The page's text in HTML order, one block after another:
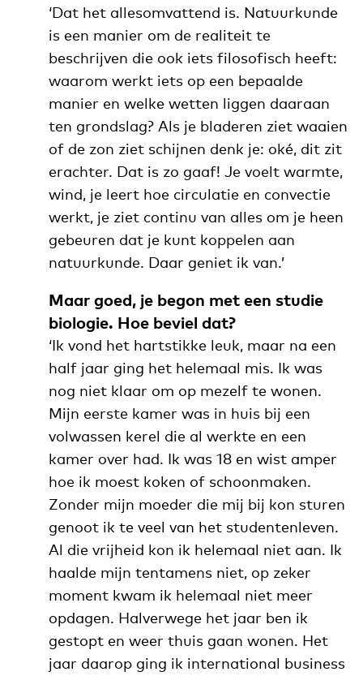
‘Dat het allesomvattend is. Natuurkunde
is een manier om de realiteit te
beschrijven die ook iets filosofisch heeft:
waarom werkt iets op een bepaalde
manier en welke wetten liggen daaraan
ten grondslag? Als je bladeren ziet waaien
of de zon ziet schijnen denk je: oké, dit zit
erachter. Dat is zo gaaf! Je voelt warmte,
wind, je leert hoe circulatie en convectie
werkt, je ziet continu van alles om je heen
gebeuren dat je kunt koppelen aan
natuurkunde. Daar geniet ik van.’
Maar goed, je begon met een studie
biologie. Hoe beviel dat?
‘Ik vond het hartstikke leuk, maar na een
half jaar ging het helemaal mis. Ik was
nog niet klaar om op mezelf te wonen.
Mijn eerste kamer was in huis bij een
volwassen kerel die al werkte en een
kamer over had. Ik was 18 en wist amper
hoe ik moest koken of schoonmaken.
Zonder mijn moeder die mij bij kon sturen
genoot ik te veel van het studentenleven.
Al die vrijheid kon ik helemaal niet aan. Ik
haalde mijn tentamens niet, op zeker
moment kwam ik helemaal niet meer
opdagen. Halverwege het jaar ben ik
gestopt en weer thuis gaan wonen. Het
jaar daarop ging ik international business